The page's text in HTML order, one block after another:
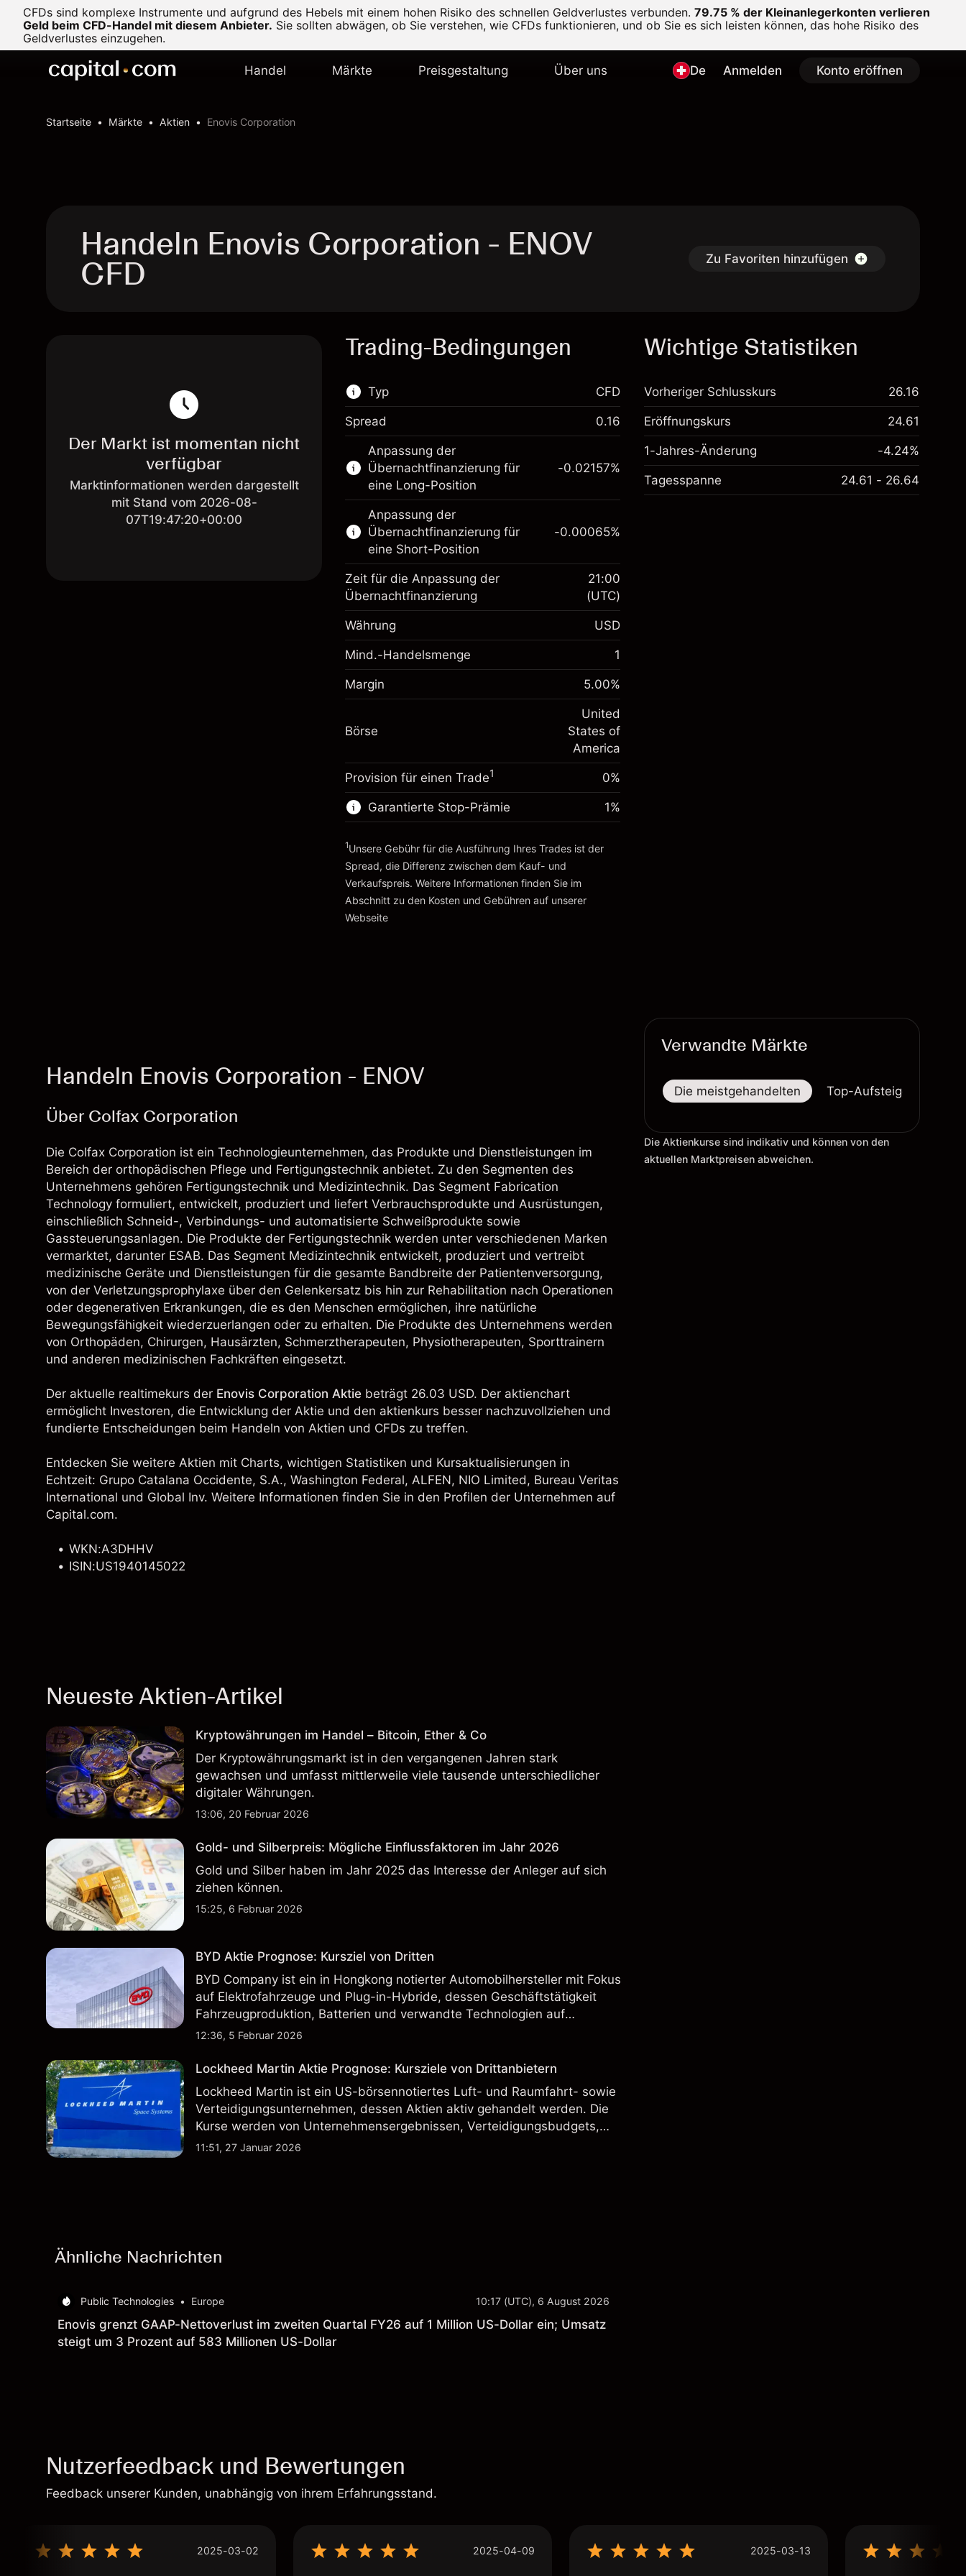
CFDs sind komplexe Instrumente und aufgrund des Hebels mit einem hohen Risiko des schnellen Geldverlustes verbunden. 79.75 % der Kleinanlegerkonten verlieren
Geld beim CFD-Handel mit diesem Anbieter. Sie sollten abwägen, ob Sie verstehen, wie CFDs funktionieren, und ob Sie es sich leisten können, das hohe Risiko des
Geldverlustes einzugehen.
Handel Märkte Preisgestaltung Über uns De Anmelden Konto eröffnen
Startseite Märkte Aktien Enovis Corporation
Handeln Enovis Corporation - ENOV
CFD Zu Favoriten hinzufügen
Der Markt ist momentan nicht
verfügbar
Marktinformationen werden dargestellt
mit Stand vom 2026-08-
07T19:47:20+00:00
Trading-Bedingungen
Typ
Dieser Finanzmarkt steht für das CFD-Trading
zur Verfügung.
Erfahren Sie mehr über:
CFDs
CFD
Spread 0.16
Anpassung der
Übernachtfinanzierung für
eine Long-Position
Margin. Ihre Investition
$1,000.00
Anpassung der
Übernachtfinanzierung
Gebühren aus fremdfinanzierten
Positionswert
-0.021568
Positionsgröße mit Hebelwirkung
Geld aus Hebelwirkung ~ $$19,000.00
Zur Plattform
-0.02157%
Anpassung der
Übernachtfinanzierung für
eine Short-Position
Margin. Ihre Investition
$1,000.00
Positionswert
-0.000654
Positionsgröße mit Hebelwirkung
~$20,000.00
Geld aus Hebelwirkung ~ $$19,000.00
Zur Plattform
-0.00065%
Zeit für die Anpassung der
Übernachtfinanzierung
21:00
(UTC)
Währung USD
Mind.-Handelsmenge 1
Margin 5.00%
Börse
United
States of
America
Provision für einen Trade1 0%
Garantierte Stop-Prämie
Kosten und Gebühren
1%
1Unsere Gebühr für die Ausführung Ihres Trades ist der
Spread, die Differenz zwischen dem Kauf- und
Verkaufspreis. Weitere Informationen finden Sie im
Abschnitt zu den Kosten und Gebühren auf unserer
Webseite
Wichtige Statistiken
Vorheriger Schlusskurs 26.16
Eröffnungskurs 24.61
1-Jahres-Änderung -4.24%
Tagesspanne 24.61 - 26.64
Handeln Enovis Corporation - ENOV
Über Colfax Corporation
Die Colfax Corporation ist ein Technologieunternehmen, das Produkte und Dienstleistungen im
Bereich der orthopädischen Pflege und Fertigungstechnik anbietet. Zu den Segmenten des
Unternehmens gehören Fertigungstechnik und Medizintechnik. Das Segment Fabrication
Technology formuliert, entwickelt, produziert und liefert Verbrauchsprodukte und Ausrüstungen,
einschließlich Schneid-, Verbindungs- und automatisierte Schweißprodukte sowie
Gassteuerungsanlagen. Die Produkte der Fertigungstechnik werden unter verschiedenen Marken
vermarktet, darunter ESAB. Das Segment Medizintechnik entwickelt, produziert und vertreibt
medizinische Geräte und Dienstleistungen für die gesamte Bandbreite der Patientenversorgung,
von der Verletzungsprophylaxe über den Gelenkersatz bis hin zur Rehabilitation nach Operationen
oder degenerativen Erkrankungen, die es den Menschen ermöglichen, ihre natürliche
Bewegungsfähigkeit wiederzuerlangen oder zu erhalten. Die Produkte des Unternehmens werden
von Orthopäden, Chirurgen, Hausärzten, Schmerztherapeuten, Physiotherapeuten, Sporttrainern
und anderen medizinischen Fachkräften eingesetzt.
Der aktuelle realtimekurs der Enovis Corporation Aktie beträgt 26.03 USD. Der aktienchart
ermöglicht Investoren, die Entwicklung der Aktie und den aktienkurs besser nachzuvollziehen und
fundierte Entscheidungen beim Handeln von Aktien und CFDs zu treffen.
Entdecken Sie weitere Aktien mit Charts, wichtigen Statistiken und Kursaktualisierungen in
Echtzeit: Grupo Catalana Occidente, S.A., Washington Federal, ALFEN, NIO Limited, Bureau Veritas
International und Global Inv. Weitere Informationen finden Sie in den Profilen der Unternehmen auf
Capital.com.
WKN:A3DHHV
ISIN:US1940145022
Neueste Aktien-Artikel
Kryptowährungen im Handel – Bitcoin, Ether & Co
Der Kryptowährungsmarkt ist in den vergangenen Jahren stark
gewachsen und umfasst mittlerweile viele tausende unterschiedlicher
digitaler Währungen.
13:06, 20 Februar 2026
Gold- und Silberpreis: Mögliche Einflussfaktoren im Jahr 2026
Gold und Silber haben im Jahr 2025 das Interesse der Anleger auf sich
ziehen können.
15:25, 6 Februar 2026
BYD Aktie Prognose: Kursziel von Dritten
BYD Company ist ein in Hongkong notierter Automobilhersteller mit Fokus
auf Elektrofahrzeuge und Plug-in-Hybride, dessen Geschäftstätigkeit
Fahrzeugproduktion, Batterien und verwandte Technologien auf
inländischen und internationalen Märkten umfasst.
12:36, 5 Februar 2026
Lockheed Martin Aktie Prognose: Kursziele von Drittanbietern
Lockheed Martin ist ein US-börsennotiertes Luft- und Raumfahrt- sowie
Verteidigungsunternehmen, dessen Aktien aktiv gehandelt werden. Die
Kurse werden von Unternehmensergebnissen, Verteidigungsbudgets,
Vertragsaktivitäten und den allgemeinen Aktienmärktbedingungen
11:51, 27 Januar 2026
Ähnliche Nachrichten
Public Technologies • Europe 10:17 (UTC), 6 August 2026
Enovis grenzt GAAP-Nettoverlust im zweiten Quartal FY26 auf 1 Million US-Dollar ein; Umsatz
steigt um 3 Prozent auf 583 Millionen US-Dollar
Verwandte Märkte
Die meistgehandelten Top-Aufsteiger
Die Aktienkurse sind indikativ und können von den
aktuellen Marktpreisen abweichen.
Nutzerfeedback und Bewertungen
Feedback unserer Kunden, unabhängig von ihrem Erfahrungsstand.
2025-03-02 2025-04-09 2025-03-13